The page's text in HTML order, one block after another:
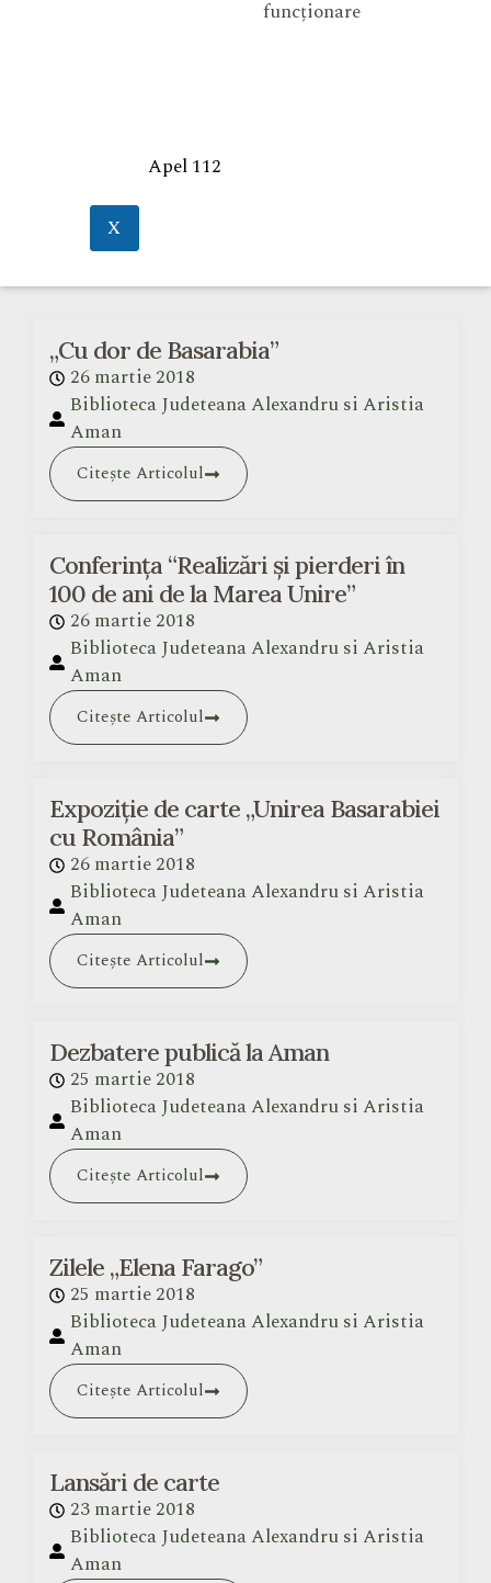
funcționare
Apel 112
X
„Cu dor de Basarabia”
26 martie 2018
Biblioteca Judeteana Alexandru si Aristia
Aman
Citește Articolul
Conferința “Realizări şi pierderi în
100 de ani de la Marea Unire”
26 martie 2018
Biblioteca Judeteana Alexandru si Aristia
Aman
Citește Articolul
Expoziție de carte „Unirea Basarabiei
cu România”
26 martie 2018
Biblioteca Judeteana Alexandru si Aristia
Aman
Citește Articolul
Dezbatere publică la Aman
25 martie 2018
Biblioteca Judeteana Alexandru si Aristia
Aman
Citește Articolul
Zilele „Elena Farago”
25 martie 2018
Biblioteca Judeteana Alexandru si Aristia
Aman
Citește Articolul
Lansări de carte
23 martie 2018
Biblioteca Judeteana Alexandru si Aristia
Aman